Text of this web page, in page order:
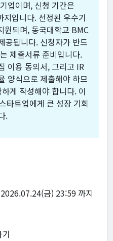
업이며, 신청 기간은
입니다. 선정된 우수기
원되며, 동국대학교 BMC
공됩니다. 신청자가 반드
제출서류 준비입니다.
이용 동의서, 그리고 IR
양식으로 제출해야 하므
게 작성해야 합니다. 이
타트업에게 큰 성장 기회
.
금) 23:59 까지